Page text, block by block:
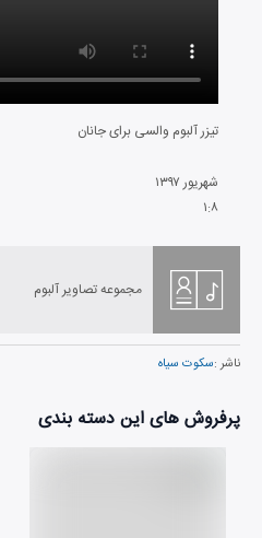
تیزر آلبوم والسی برای جانان
شهریور ۱۳۹۷
۱:۸
مجموعه تصاویر آلبوم
ناشر :سکوت سیاه
پرفروش های این دسته بندی